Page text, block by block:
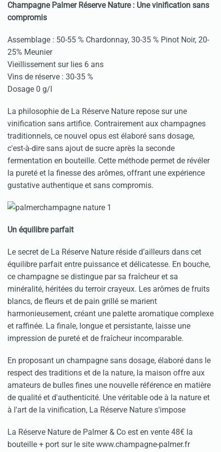
Champagne Palmer Réserve Nature : Une vinification sans
compromis
Assemblage : 50-55 % Chardonnay, 30-35 % Pinot Noir, 20-
25% Meunier
Vieillissement sur lies 6 ans
Vins de réserve : 30-35 %
Dosage 0 g/l
La philosophie de La Réserve Nature repose sur une
vinification sans artifice. Contrairement aux champagnes
traditionnels, ce nouvel opus est élaboré sans dosage,
c'est-à-dire sans ajout de sucre après la seconde
fermentation en bouteille. Cette méthode permet de révéler
la pureté et la finesse des arômes, offrant une expérience
gustative authentique et sans compromis.
Un équilibre parfait
Le secret de La Réserve Nature réside d’ailleurs dans cet
équilibre parfait entre puissance et délicatesse. En bouche,
ce champagne se distingue par sa fraîcheur et sa
minéralité, héritées du terroir crayeux. Les arômes de fruits
blancs, de fleurs et de pain grillé se marient
harmonieusement, créant une palette aromatique complexe
et raffinée. La finale, longue et persistante, laisse une
impression de pureté et de fraîcheur incomparable.
En proposant un champagne sans dosage, élaboré dans le
respect des traditions et de la nature, la maison offre aux
amateurs de bulles fines une nouvelle référence en matière
de qualité et d'authenticité. Une véritable ode à la nature et
à l'art de la vinification, La Réserve Nature s'impose
La Réserve Nature de Palmer & Co est en vente 48€ la
bouteille + port sur le site www.champagne-palmer.fr